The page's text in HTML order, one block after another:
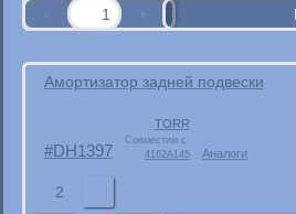
Амортизатор задней подвески
DH1397
TORR
Совместим с
4162A145
Аналоги
2